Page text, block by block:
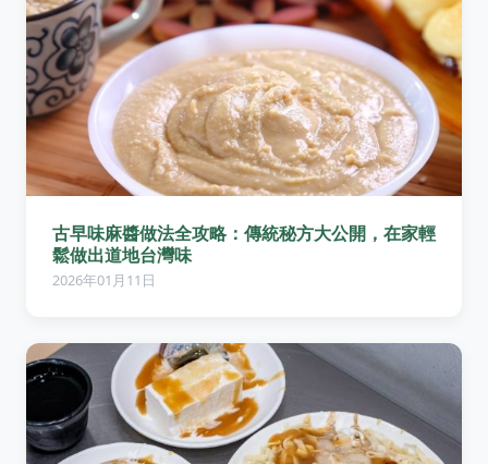
古早味麻醬做法全攻略：傳統秘方大公開，在家輕
鬆做出道地台灣味
2026年01月11日